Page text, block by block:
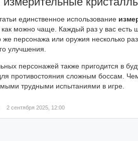
единственное использование
как можно чаще. Каждый раз у вас
же персонажа или оружия несколько
улучшения.
персонажей также пригодится в
противостояния сложным боссам.
трудными испытаниями в игре.
2 сентября 2025, 12:00